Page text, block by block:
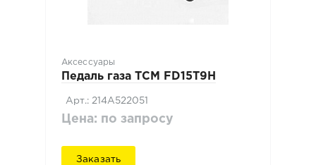
Аксессуары
Педаль газа TCM FD15T9H
Арт.: 214A522051
Цена: по запросу
Заказать